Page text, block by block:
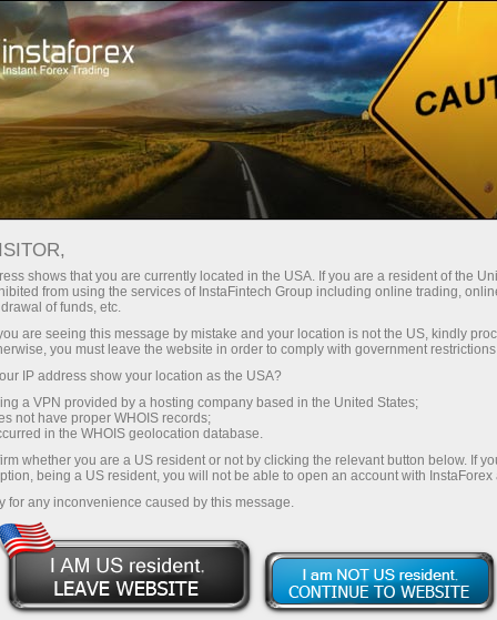
Campanhas
Negocie com Inteligência, Ganhe Dispositivos
Ganhe Dispositivos da
Apple ou Samsung!
iPhone, iPad ou Samsung Galaxy Tab - um
desses dispositivos de alta tecnologia pode ser
seu.
Participe do nosso sorteio e teste sua sorte!
shows that you are currently located in the USA. If you are a resident of the
from using the services of InstaFintech Group including online trading,
of funds, etc.
are seeing this message by mistake and your location is not the US, kindly
you must leave the website in order to comply with government
IP address show your location as the USA?
a VPN provided by a hosting company based in the United States;
not have proper WHOIS records;
in the WHOIS geolocation database.
whether you are a US resident or not by clicking the relevant button below. If
being a US resident, you will not be able to open an account with InstaForex
for any inconvenience caused by this message.